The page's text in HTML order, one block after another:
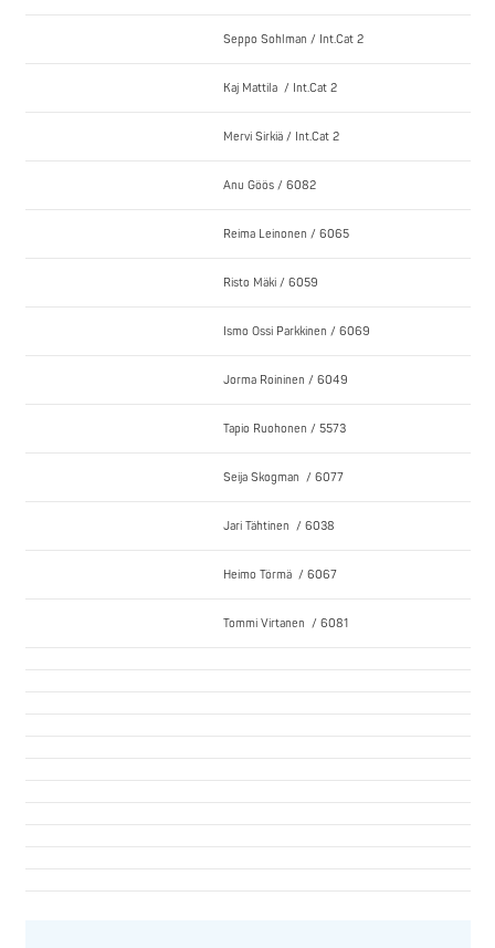
Seppo Sohlman / Int.Cat 2
Kaj Mattila / Int.Cat 2
Mervi Sirkiä / Int.Cat 2
Anu Göös / 6082
Reima Leinonen / 6065
Risto Mäki / 6059
Ismo Ossi Parkkinen / 6069
Jorma Roininen / 6049
Tapio Ruohonen / 5573
Seija Skogman / 6077
Jari Tähtinen / 6038
Heimo Törmä / 6067
Tommi Virtanen / 6081